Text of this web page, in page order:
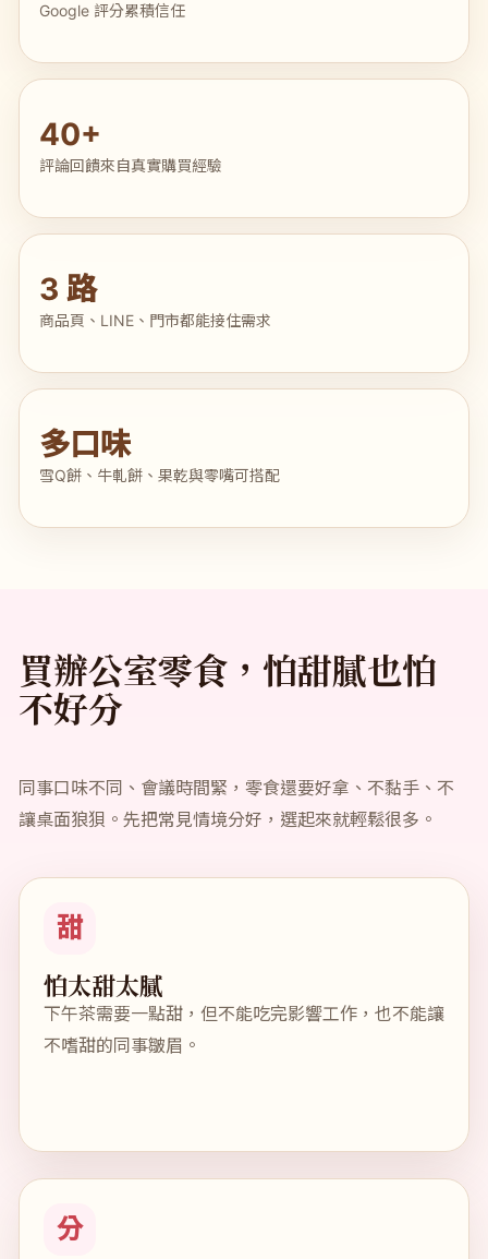
Google 評分累積信任
40+
評論回饋來自真實購買經驗
3 路
商品頁、LINE、門市都能接住需求
多口味
雪Q餅、牛軋餅、果乾與零嘴可搭配
買辦公室零食，怕甜膩也怕
不好分
同事口味不同、會議時間緊，零食還要好拿、不黏手、不
讓桌面狼狽。先把常見情境分好，選起來就輕鬆很多。
甜
怕太甜太膩
下午茶需要一點甜，但不能吃完影響工作，也不能讓
不嗜甜的同事皺眉。
分